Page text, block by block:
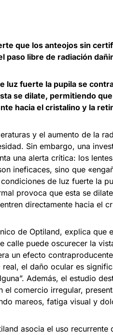
que los anteojos sin
paso libre de radiación
luz fuerte la pupila se
se dilate, permitiendo
hacia el cristalino y la
y el aumento de la
Sin embargo, una
una alerta crítica: los
ineficaces, sino que
de luz fuerte la
provoca que esta se
directamente hacia el
de Optiland, explica que
calle puede oscurecer la
un efecto
el daño ocular es
Además, el estudio
el comercio irregular,
mareos, fatiga visual y
asocia el uso recurrente